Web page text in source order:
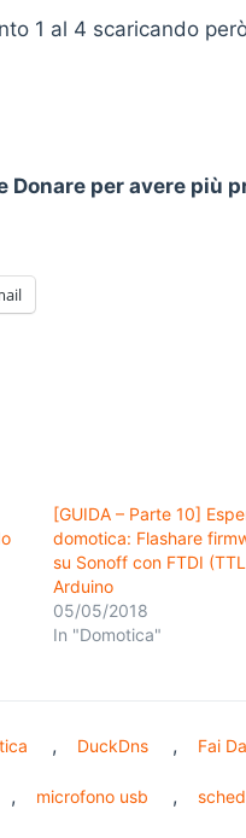
1 al 4 scaricando
Donare per avere più
[GUIDA – Parte 10]
domotica: Flashare
su Sonoff con FTDI
Arduino
05/05/2018
In "Domotica"
, DuckDns , Fai
, microfono usb ,